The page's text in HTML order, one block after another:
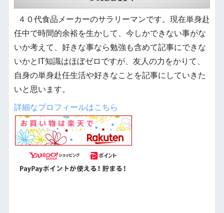
４０代食品メーカーのサラリーマンです。現在単身赴
任中で時間的余裕を生かして、今しかできない事がな
いか考えて、好きな事なら勉強も含めて記事にできな
いかとIT知識はほぼゼロですが、友人の力をかりて、
自身の単身赴任生活や好きなことを記事にしていきた
いと思います。
詳細なプロフィールはこちら